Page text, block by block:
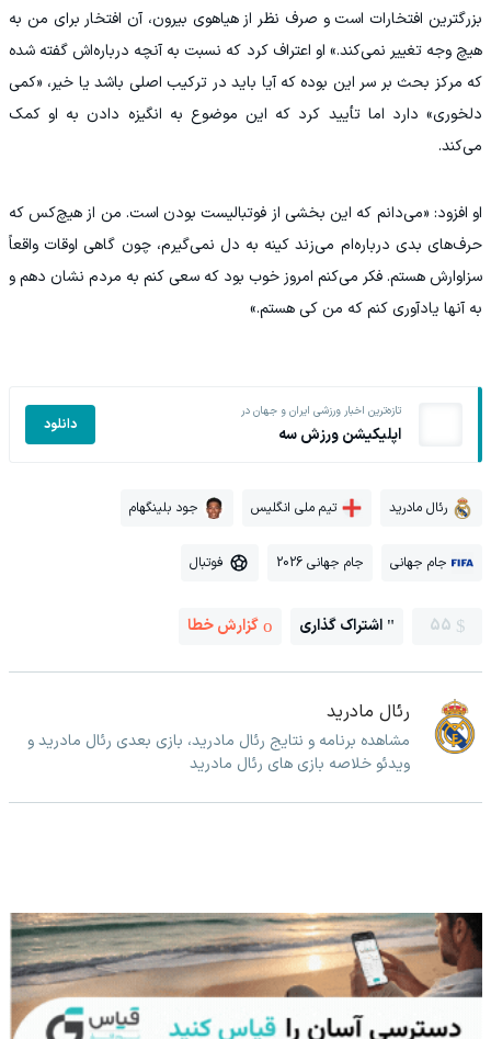
بزرگترین افتخارات است و صرف‌ نظر از هیاهوی بیرون، آن افتخار برای من به
هیچ وجه تغییر نمی‌کند.» او اعتراف کرد که نسبت به آنچه درباره‌اش گفته شده
که مرکز بحث بر سر این بوده که آیا باید در ترکیب اصلی باشد یا خیر، «کمی
دلخوری» دارد اما تأیید کرد که این موضوع به انگیزه دادن به او کمک
می‌کند.
او افزود: «می‌دانم که این بخشی از فوتبالیست بودن است. من از هیچ‌کس که
حرف‌های بدی درباره‌ام می‌زند کینه به دل نمی‌گیرم، چون گاهی اوقات واقعاً
سزاوارش هستم. فکر می‌کنم امروز خوب بود که سعی کنم به مردم نشان دهم و
به آنها یادآوری کنم که من کی هستم.»
تازه‌ترین اخبار ورزشی ایران و جهان در
اپلیکیشن ورزش سه دانلود
رئال مادرید تیم ملی انگلیس جود بلینگهام
جام جهانی جام جهانی 2026 فوتبال
55 اشتراک گذاری گزارش خطا
رئال مادرید
مشاهده برنامه و نتایج رئال مادرید، بازی بعدی رئال مادرید و
ویدئو خلاصه بازی های رئال مادرید